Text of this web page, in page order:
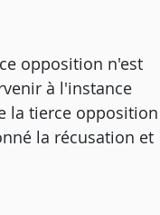
opposition n'est
à l'instance
la tierce opposition
la récusation et